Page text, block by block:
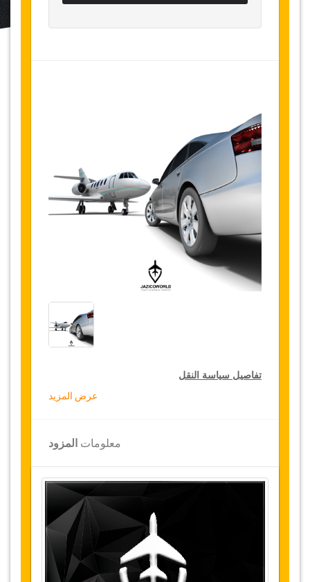
تفاصيل سياسة النقل
على النقل في جميع أنحاء تركيا ولمدة 12 شهرا،
للحصول على الخصم الخاص بك على النقل، انقر على
زر "الذهاب إلى تفاصيل الخصم" الموجود أعلاه.
التغييرات على الحجوزات قد تكون ممكنة إذا تم
الإشعار في الوقت المناسب. يرجى الاتصال بنا
للحصول على مزيد من المعلومات.
عرض المزيد
معلومات المزود